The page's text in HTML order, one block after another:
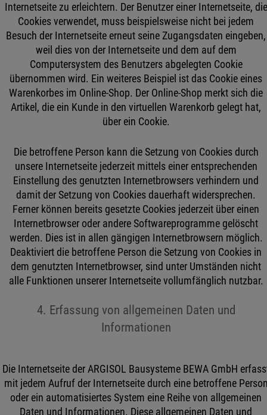
Internetseite zu erleichtern. Der Benutzer einer Internetseite, die
Cookies verwendet, muss beispielsweise nicht bei jedem
Besuch der Internetseite erneut seine Zugangsdaten eingeben,
weil dies von der Internetseite und dem auf dem
Computersystem des Benutzers abgelegten Cookie
übernommen wird. Ein weiteres Beispiel ist das Cookie eines
Warenkorbes im Online-Shop. Der Online-Shop merkt sich die
Artikel, die ein Kunde in den virtuellen Warenkorb gelegt hat,
über ein Cookie.
Die betroffene Person kann die Setzung von Cookies durch
unsere Internetseite jederzeit mittels einer entsprechenden
Einstellung des genutzten Internetbrowsers verhindern und
damit der Setzung von Cookies dauerhaft widersprechen.
Ferner können bereits gesetzte Cookies jederzeit über einen
Internetbrowser oder andere Softwareprogramme gelöscht
werden. Dies ist in allen gängigen Internetbrowsern möglich.
Deaktiviert die betroffene Person die Setzung von Cookies in
dem genutzten Internetbrowser, sind unter Umständen nicht
alle Funktionen unserer Internetseite vollumfänglich nutzbar.
4. Erfassung von allgemeinen Daten und
Informationen
Die Internetseite der ARGISOL Bausysteme BEWA GmbH
mit jedem Aufruf der Internetseite durch eine betroffene
oder ein automatisiertes System eine Reihe von allgemeinen
Daten und Informationen. Diese allgemeinen Daten und